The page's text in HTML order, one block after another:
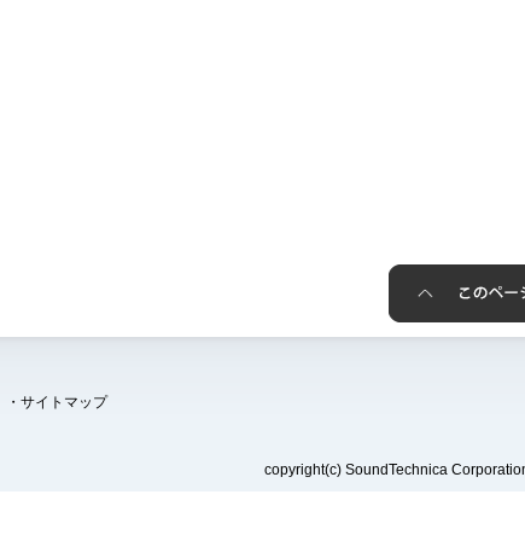
・ サイトマップ
copyright(c) SoundTechnica